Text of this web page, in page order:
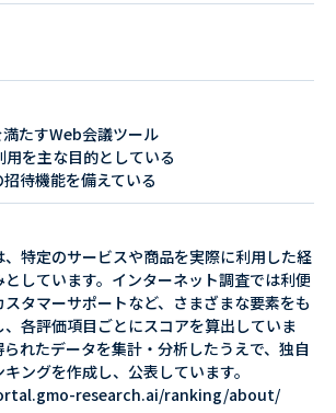
たすWeb会議ツール
を主な目的としている
待機能を備えている
特定のサービスや商品を実際に利用した経
しています。インターネット調査では利便
タマーサポートなど、さまざまな要素をも
各評価項目ごとにスコアを算出していま
れたデータを集計・分析したうえで、独自
ングを作成し、公表しています。
research.ai/ranking/about/